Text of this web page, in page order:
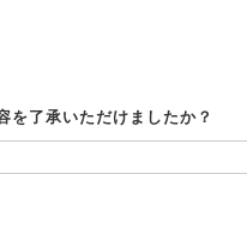
を了承いただけましたか？